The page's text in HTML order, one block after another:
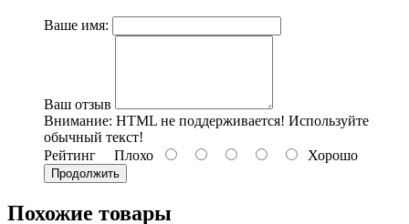
Ваше имя:
Ваш отзыв
Внимание: HTML не поддерживается! Используйте
обычный текст!
Рейтинг Плохо Хорошо
Продолжить
Похожие товары